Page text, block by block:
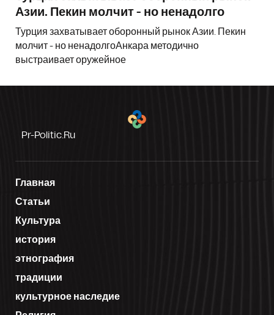
Азии. Пекин молчит - но ненадолго
Турция захватывает оборонный рынок Азии. Пекин
молчит - но ненадолгоАнкара методично
выстраивает оружейное
Pr-Politic.ru
Главная
Статьи
Культура
история
этнография
традиции
культурное наследие